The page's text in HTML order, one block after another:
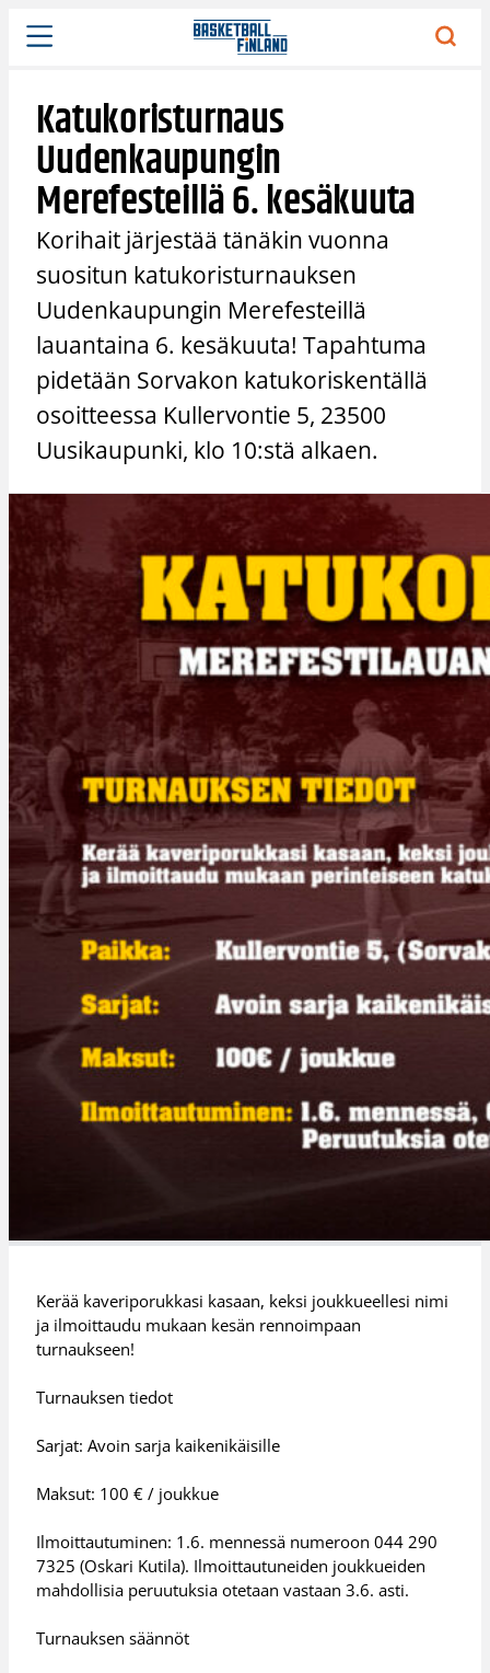
Siirry
sisältöön
Katukoristurnaus
Uudenkaupungin
Merefesteillä 6. kesäkuuta
Korihait järjestää tänäkin vuonna
suositun katukoristurnauksen
Uudenkaupungin Merefesteillä
lauantaina 6. kesäkuuta! Tapahtuma
pidetään Sorvakon katukoriskentällä
osoitteessa Kullervontie 5, 23500
Uusikaupunki, klo 10:stä alkaen.
Kerää kaveriporukkasi kasaan, keksi joukkueellesi nimi
ja ilmoittaudu mukaan kesän rennoimpaan
turnaukseen!
Turnauksen tiedot
Sarjat: Avoin sarja kaikenikäisille
Maksut: 100 € / joukkue
Ilmoittautuminen: 1.6. mennessä numeroon 044 290
7325 (Oskari Kutila). Ilmoittautuneiden joukkueiden
mahdollisia peruutuksia otetaan vastaan 3.6. asti.
Turnauksen säännöt